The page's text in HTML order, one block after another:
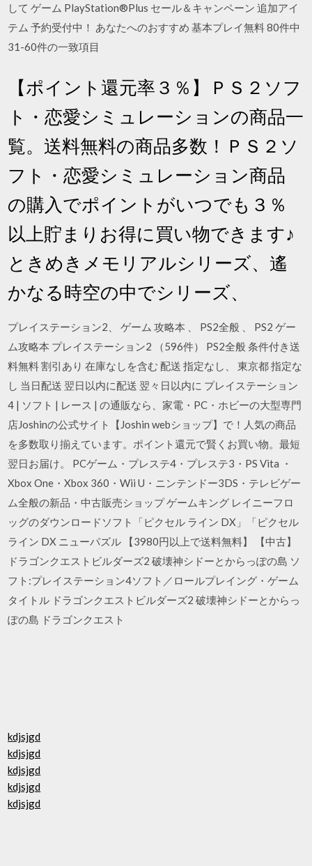
して ゲーム PlayStation®Plus セール＆キャンペーン 追加アイ
テム 予約受付中！ あなたへのおすすめ 基本プレイ無料 80件中
31-60件の一致項目
【ポイント還元率３％】ＰＳ２ソフ
ト・恋愛シミュレーションの商品一
覧。送料無料の商品多数！ＰＳ２ソ
フト・恋愛シミュレーション商品
の購入でポイントがいつでも３％
以上貯まりお得に買い物できます♪
ときめきメモリアルシリーズ、遙
かなる時空の中でシリーズ、
プレイステーション2、 ゲーム 攻略本 、 PS2全般 、 PS2 ゲー
ム攻略本 プレイステーション2 （596件） PS2全般 条件付き送
料無料 割引あり 在庫なしを含む 配送 指定なし、 東京都 指定な
し 当日配送 翌日以内に配送 翌々日以内に プレイステーション
4 | ソフト | レース | の通販なら、家電・PC・ホビーの大型専門
店Joshinの公式サイト【Joshin webショップ】で！人気の商品
を多数取り揃えています。ポイント還元で賢くお買い物。最短
翌日お届け。 PCゲーム・プレステ4・プレステ3・PS Vita ・
Xbox One・Xbox 360・Wii U・ニンテンドー3DS・テレビゲー
ム全般の新品・中古販売ショップ ゲームキング レイニーフロ
ッグのダウンロードソフト「ピクセル ライン DX」「ピクセル
ライン DX ニューパズル 【3980円以上で送料無料】 【中古】
ドラゴンクエストビルダーズ2 破壊神シドーとからっぽの島 ソ
フト:プレイステーション4ソフト／ロールプレイング・ゲーム
タイトル ドラゴンクエストビルダーズ2 破壊神シドーとからっ
ぽの島 ドラゴンクエスト
kdjsjgd
kdjsjgd
kdjsjgd
kdjsjgd
kdjsjgd